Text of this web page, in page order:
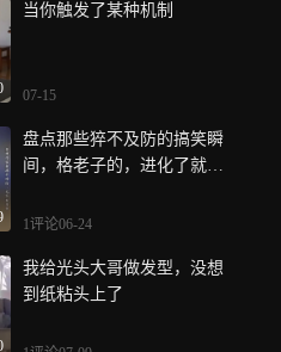
当你触发了某种机制
07-15
盘点那些猝不及防的搞笑瞬
间，格老子的，进化了就是
1评论06-24
我给光头大哥做发型，没想
到纸粘头上了